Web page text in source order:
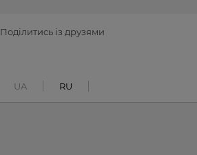
Поділитись із друзями
UA RU